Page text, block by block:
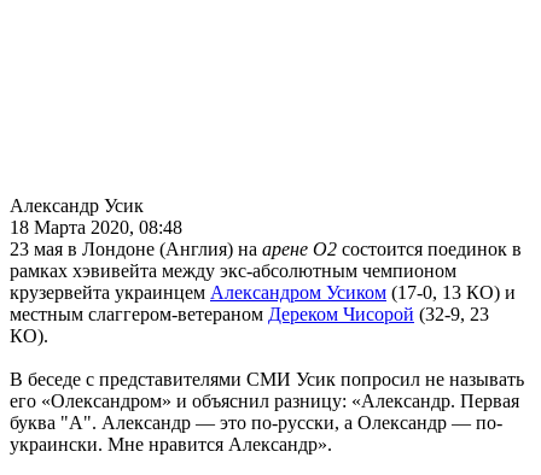
Александр Усик
18 Марта 2020, 08:48
23 мая в Лондоне (Англия) на арене О2 состоится поединок в
рамках хэвивейта между экс-абсолютным чемпионом
крузервейта украинцем Александром Усиком (17-0, 13 КО) и
местным слаггером-ветераном Дереком Чисорой (32-9, 23
КО).
В беседе с представителями СМИ Усик попросил не называть
его «Олександром» и объяснил разницу: «Александр. Первая
буква "А". Александр — это по-русски, а Олександр — по-
украински. Мне нравится Александр».